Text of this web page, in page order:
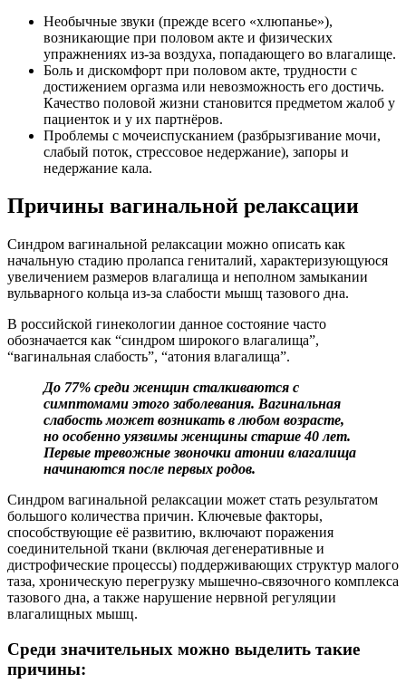
Необычные звуки (прежде всего «хлюпанье»),
возникающие при половом акте и физических
упражнениях из-за воздуха, попадающего во влагалище.
Боль и дискомфорт при половом акте, трудности с
достижением оргазма или невозможность его достичь.
Качество половой жизни становится предметом жалоб у
пациенток и у их партнёров.
Проблемы с мочеиспусканием (разбрызгивание мочи,
слабый поток, стрессовое недержание), запоры и
недержание кала.
Причины вагинальной релаксации
Синдром вагинальной релаксации можно описать как
начальную стадию пролапса гениталий, характеризующуюся
увеличением размеров влагалища и неполном замыкании
вульварного кольца из-за слабости мышц тазового дна.
В российской гинекологии данное состояние часто
обозначается как “синдром широкого влагалища”,
“вагинальная слабость”, “атония влагалища”.
До 77% среди женщин сталкиваются с
симптомами этого заболевания. Вагинальная
слабость может возникать в любом возрасте,
но особенно уязвимы женщины старше 40 лет.
Первые тревожные звоночки атонии влагалища
начинаются после первых родов.
Синдром вагинальной релаксации может стать результатом
большого количества причин. Ключевые факторы,
способствующие её развитию, включают поражения
соединительной ткани (включая дегенеративные и
дистрофические процессы) поддерживающих структур малого
таза, хроническую перегрузку мышечно-связочного комплекса
тазового дна, а также нарушение нервной регуляции
влагалищных мышц.
Среди значительных можно выделить такие
причины: